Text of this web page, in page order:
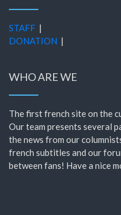
STAFF |
DONATION |
WHO ARE WE
The first french site on the
Our team presents several
the news from our
french subtitles and our
between fans! Have a nice